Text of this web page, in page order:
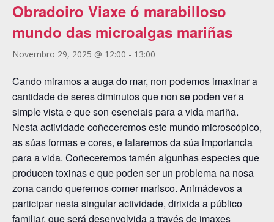
Obradoiro Viaxe ó marabilloso
mundo das microalgas mariñas
Novembro 29, 2025 @ 12:00 - 13:00
Cando miramos a auga do mar, non podemos imaxinar a
cantidade de seres diminutos que non se poden ver a
simple vista e que son esenciais para a vida mariña.
Nesta actividade coñeceremos este mundo microscópico,
as súas formas e cores, e falaremos da súa importancia
para a vida. Coñeceremos tamén algunhas especies que
producen toxinas e que poden ser un problema na nosa
zona cando queremos comer marisco. Animádevos a
participar nesta singular actividade, dirixida a público
familiar, que será desenvolvida a través de imaxes